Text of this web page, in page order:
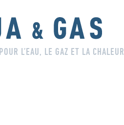
L’EAU, LE GAZ ET LA CHALEUR